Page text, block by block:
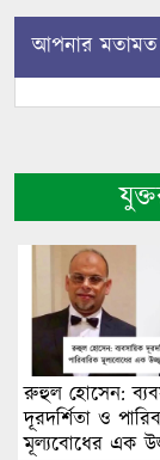
আপনার
রুহুল হোসেন:
দূরদর্শিতা ও
মূল্যবোধের এক